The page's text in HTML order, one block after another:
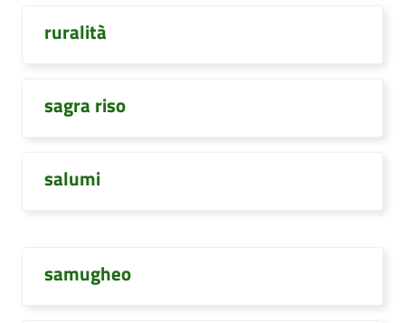
ruralità
sagra riso
salumi
samugheo